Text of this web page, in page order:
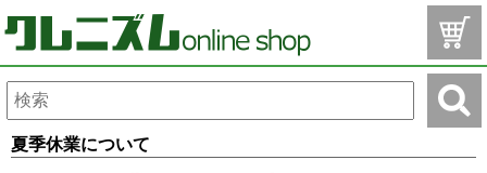
夏季休業について